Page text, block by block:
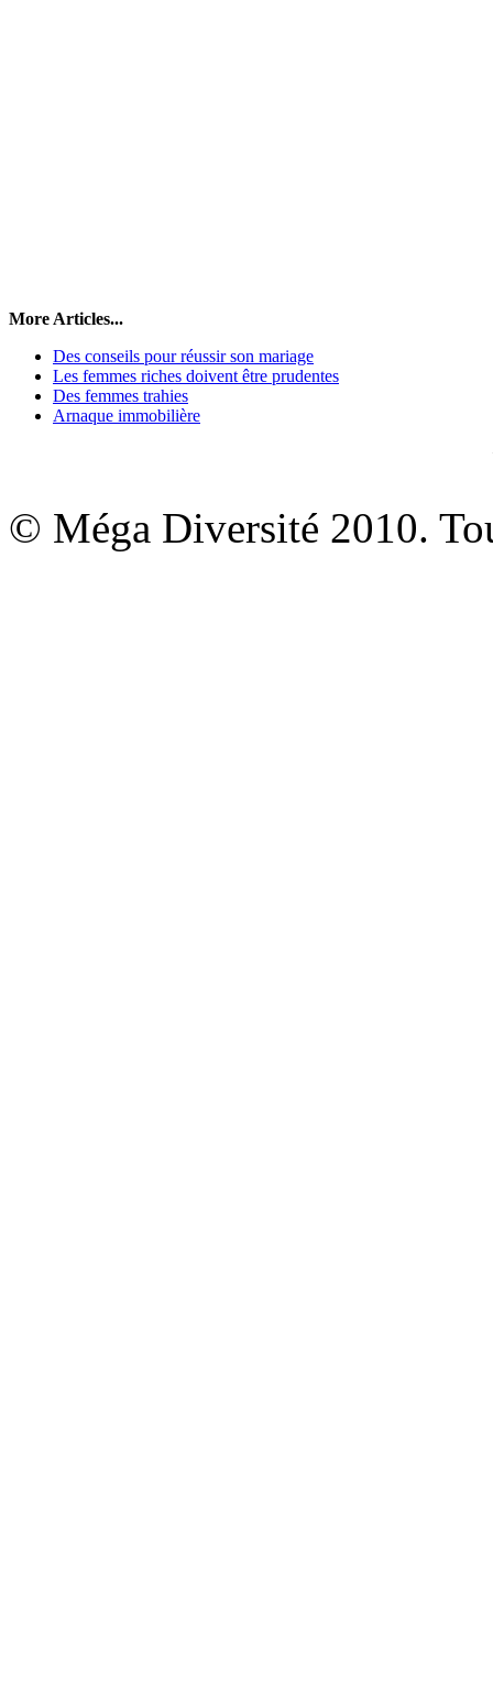
More Articles...
Des conseils pour réussir son mariage
Les femmes riches doivent être prudentes
Des femmes trahies
Arnaque immobilière
© Méga Diversité 2010.